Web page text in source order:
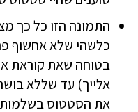
התמונה הזו כל כך
כלשהי שלא אחשוף
בטוחה שאת קוראת
אלייך) עד שללא
את הסטטוס